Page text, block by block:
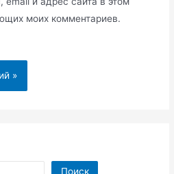
Поиск
моих комментариев.